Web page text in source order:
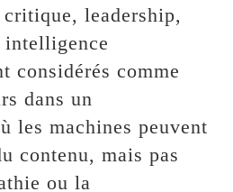
leadership,
intelligence
considérés comme
dans un
les machines peuvent
contenu, mais pas
ou la